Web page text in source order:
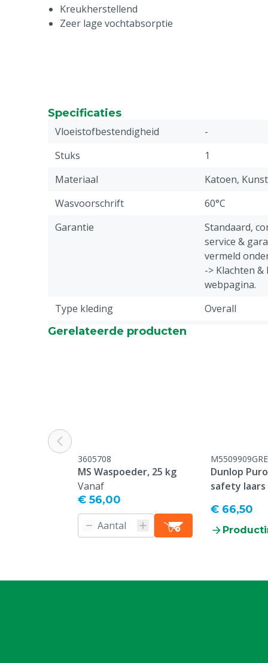
Kreukherstellend
Zeer lage vochtabsorptie
Specificaties
Vloeistofbestendigheid
-
Stuks
1
Materiaal
Katoen,
Wasvoorschrift
60°C
Garantie
Standaard,
service &
vermeld
-> Klachten
webpagina.
Type kleding
Overall
Diergroep
Kledingmaat
Gerelateerde producten
3605708
MS Waspoeder, 25 kg
Vanaf
€ 56,00
M5509909GRE
Dunlop
safety
€ 66,50